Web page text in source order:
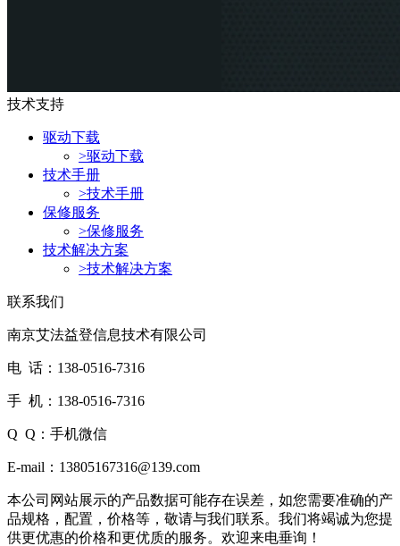
技术支持
驱动下载
>驱动下载
技术手册
>技术手册
保修服务
>保修服务
技术解决方案
>技术解决方案
联系我们
南京艾法益登信息技术有限公司
电 话：138-0516-7316
手 机：138-0516-7316
Q Q：手机微信
E-mail：13805167316@139.com
本公司网站展示的产品数据可能存在误差，如您需要准确的产
品规格，配置，价格等，敬请与我们联系。我们将竭诚为您提
供更优惠的价格和更优质的服务。欢迎来电垂询！